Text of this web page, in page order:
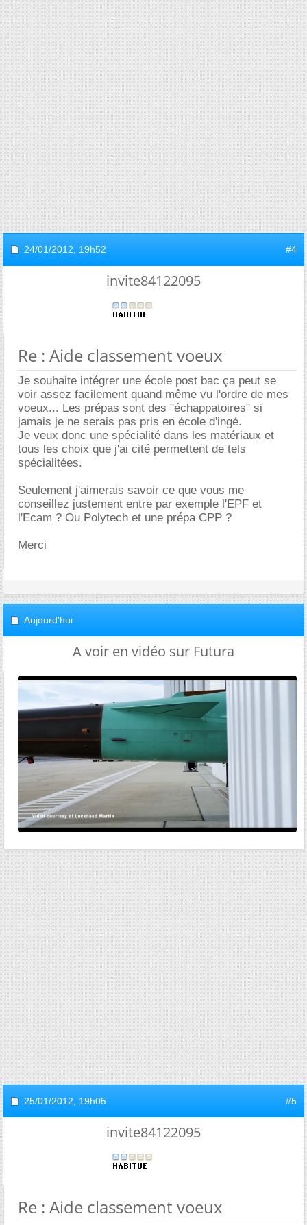
24/01/2012, 19h52 #4
invite84122095
Re : Aide classement voeux
Je souhaite intégrer une école post bac ça peut se
voir assez facilement quand même vu l'ordre de mes
voeux... Les prépas sont des "échappatoires" si
jamais je ne serais pas pris en école d'ingé.
Je veux donc une spécialité dans les matériaux et
tous les choix que j'ai cité permettent de tels
spécialitées.
Seulement j'aimerais savoir ce que vous me
conseillez justement entre par exemple l'EPF et
l'Ecam ? Ou Polytech et une prépa CPP ?
Merci
Aujourd'hui
A voir en vidéo sur Futura
25/01/2012, 19h05 #5
invite84122095
Re : Aide classement voeux